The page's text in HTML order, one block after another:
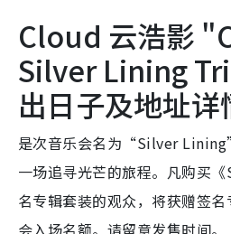
Cloud 云浩影
Silver Lining
出日子及地址详
是次音乐会名为“Silver
一场追寻光芒的旅程。凡购买
名专辑套装的观众，将获赠签
会入场名额。请留意发售时间。